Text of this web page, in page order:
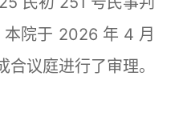
院于 2026 年 4 月
议庭进行了审理。